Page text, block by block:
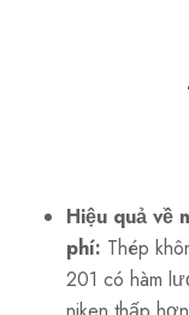
Hiệu quả về
phí: Thép
201 có hàm